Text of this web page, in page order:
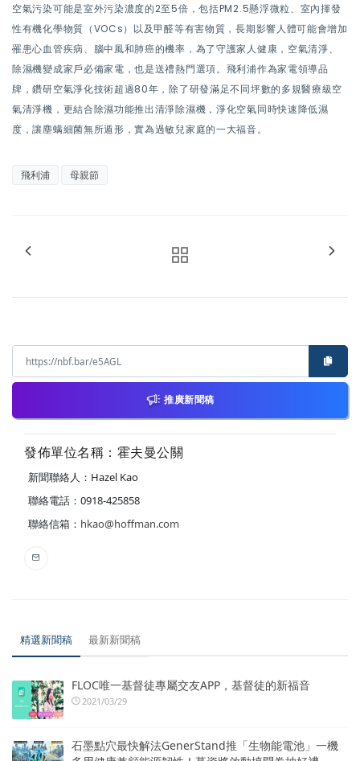
空氣污染可能是室外污染濃度的2至5倍，包括PM2.5懸浮微粒、室內揮發
性有機化學物質（VOCs）以及甲醛等有害物質，長期影響人體可能會增加
罹患心血管疾病、腦中風和肺癌的機率，為了守護家人健康，空氣清淨、
除濕機變成家戶必備家電，也是送禮熱門選項。飛利浦作為家電領導品
牌，鑽研空氣淨化技術超過80年，除了研發滿足不同坪數的多規醫療級空
氣清淨機，更結合除濕功能推出清淨除濕機，淨化空氣同時快速降低濕
度，讓塵螨細菌無所遁形，實為過敏兒家庭的一大福音。
飛利浦 母親節
推廣新聞稿
發佈單位名稱：霍夫曼公關
新聞聯絡人：Hazel Kao
聯絡電話：0918-425858
聯絡信箱： hkao@hoffman.com
精選新聞稿 最新新聞稿
FLOC唯一基督徒專屬交友APP，基督徒的新福音
2021/03/29
石墨點穴最快解法GenerStand推「生物能電池」一機